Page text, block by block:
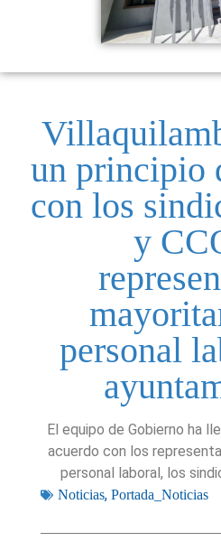
un principio
con los
y
personal
El equipo de Gobierno ha
acuerdo con los
personal laboral, los
Noticias, Portada_Noticias